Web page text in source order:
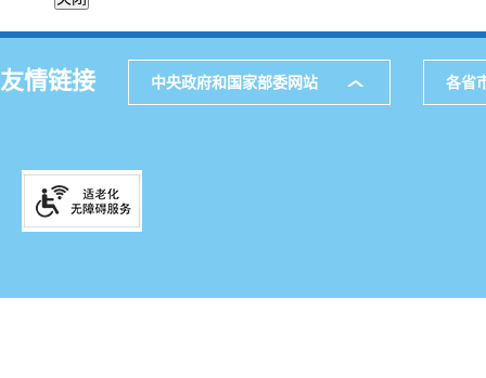
友情链接 中央政府和国家部委网站 各省